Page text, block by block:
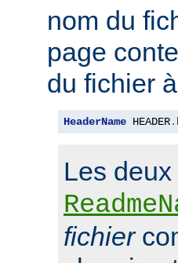
nom du
page
du fichier
HeaderName HEADER.
Les
fichier